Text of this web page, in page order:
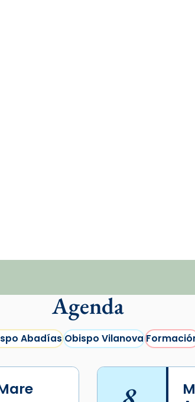
Agenda
AbadíasObispo Vilanova